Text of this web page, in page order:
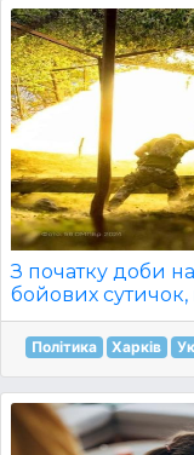
З початку доби
бойових
Політика Харків